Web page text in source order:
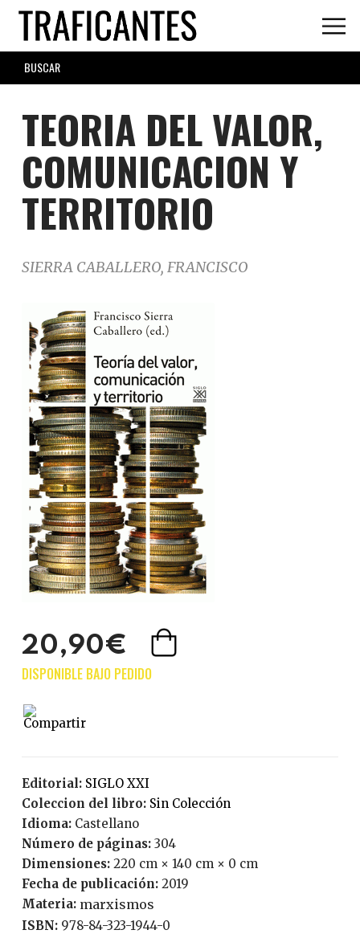
Skip
main
content
SEARCH
FORM
TEORIA DEL VALOR,
COMUNICACION Y
TERRITORIO
SIERRA CABALLERO, FRANCISCO
20,90€
Editorial:
SIGLO XXI
Coleccion del libro:
Sin Colección
Idioma:
Castellano
Número de páginas:
304
Dimensiones: 220 cm × 140 cm × 0 cm
Fecha de publicación:
2019
Materia: marxismos
ISBN: 978-84-323-1944-0